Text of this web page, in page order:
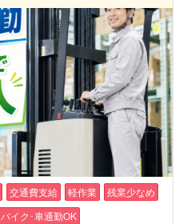
交通費支給 軽作業
残業少なめ
バイク･車通勤OK